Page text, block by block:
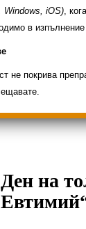
Свободни
Ден на
Windows, iOS),
в
не покрива